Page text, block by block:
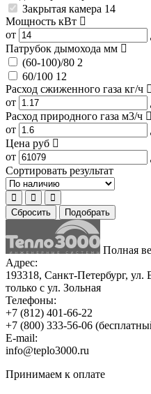
Закрытая камера 14
Мощность кВт
от
Патрубок дымохода мм
(60-100)/80 2
60/100 12
Расход сжиженного газа кг/ч
от
Расход природного газа м3/ч
от
Цена руб
от
Сортировать результат
Сбросить Подобрать
Полная
Адрес:
193318, Санкт-Петербург, ул.
только с ул. Зольная
Телефоны:
+7 (812) 401-66-22
+7 (800) 333-56-06
E-mail:
info@teplo3000.ru
Принимаем к оплате